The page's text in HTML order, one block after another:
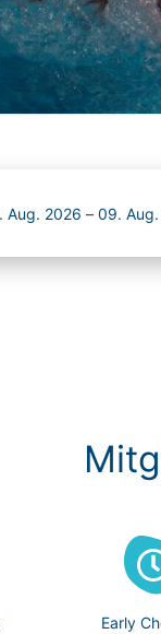
Early